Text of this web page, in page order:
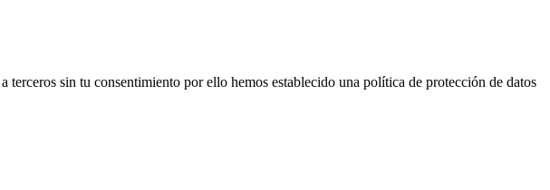
sin tu consentimiento por ello hemos establecido una política de protección de datos